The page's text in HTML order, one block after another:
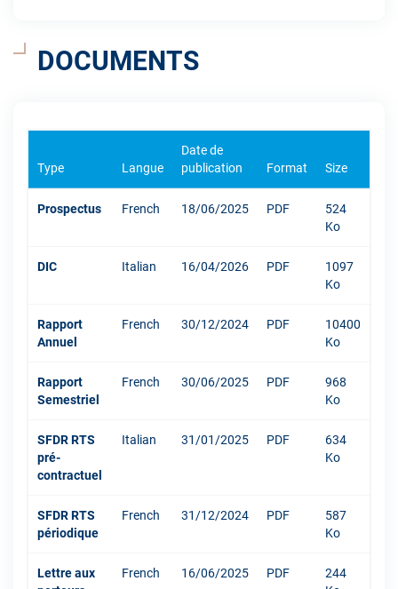
DOCUMENTS
Type Langue
Date de
publication
Format Size
Prospectus French 18/06/2025 PDF
524
Ko
DIC Italian 16/04/2026 PDF
1097
Ko
Rapport
Annuel
French 30/12/2024 PDF
10400
Ko
Rapport
Semestriel
French 30/06/2025 PDF
968
Ko
SFDR RTS
pré-
contractuel
Italian 31/01/2025 PDF
634
Ko
SFDR RTS
périodique
French 31/12/2024 PDF
587
Ko
Lettre aux
French 16/06/2025 PDF
244